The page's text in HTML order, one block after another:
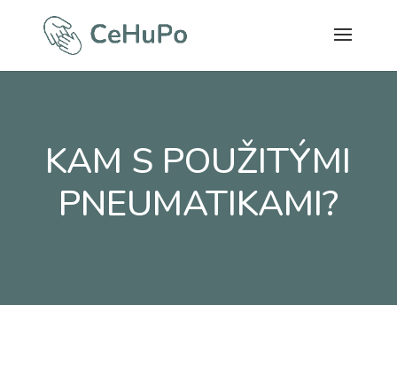
KAM S POUŽITÝMI
PNEUMATIKAMI?